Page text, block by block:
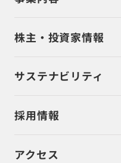
株主・投資家情報
サステナビリティ
採用情報
アクセス